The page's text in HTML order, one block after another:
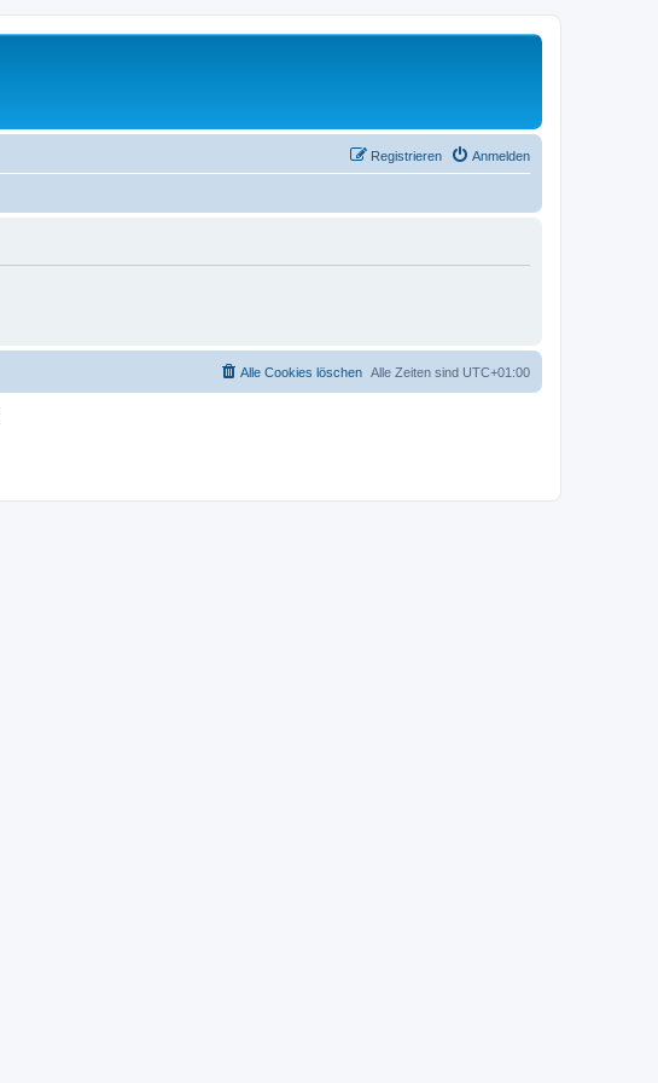
Anmelden
Registrieren
Alle Zeiten sind UTC+01:00
Alle Cookies löschen